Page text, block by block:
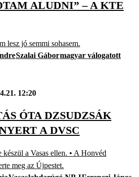
ALUDNI” – A KTE
lesz jó semmi sohasem.
Szalai Gábormagyar válogatott
12:20
ÓTA DZSUDZSÁK
A DVSC
a Vasas ellen. • A Honvéd
meg az Újpestet.